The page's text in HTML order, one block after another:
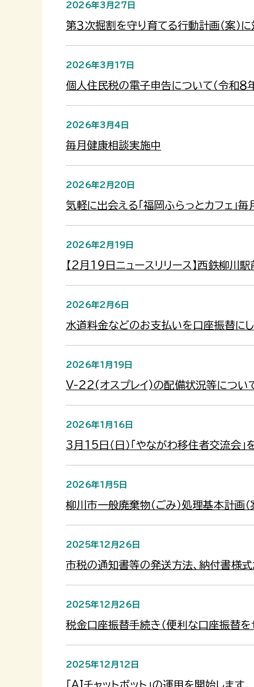
2026年3月27日
第３次掘割を守り育てる行動計画（案）
2026年3月17日
個人住民税の電子申告について（令和８
2026年3月4日
毎月健康相談実施中
2026年2月20日
気軽に出会える「福岡ふらっとカフェ」毎
2026年2月19日
【2月19日ニュースリリース】西鉄柳川
2026年2月6日
水道料金などのお支払いを口座振替に
2026年1月19日
V-22(オスプレイ)の配備状況等につい
2026年1月16日
3月15日（日）「やながわ移住者交流会」
2026年1月5日
柳川市一般廃棄物（ごみ）処理基本計画
2025年12月26日
市税の通知書等の発送方法、納付書様式
2025年12月26日
税金口座振替手続き（便利な口座振替を
2025年12月12日
「AIチャットボット」の運用を開始します